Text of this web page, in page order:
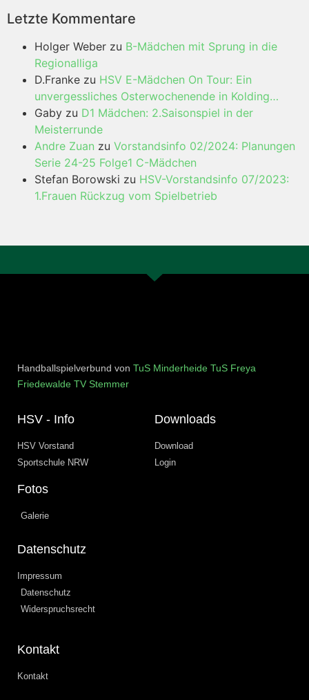
Letzte Kommentare
Holger Weber zu B-Mädchen mit Sprung in die
Regionalliga
D.Franke zu HSV E-Mädchen On Tour: Ein
unvergessliches Osterwochenende in Kolding…
Gaby zu D1 Mädchen: 2.Saisonspiel in der
Meisterrunde
Andre Zuan zu Vorstandsinfo 02/2024: Planungen
Serie 24-25 Folge1 C-Mädchen
Stefan Borowski zu HSV-Vorstandsinfo 07/2023:
1.Frauen Rückzug vom Spielbetrieb
Handballspielverbund von TuS Minderheide TuS Freya
Friedewalde TV Stemmer
HSV - Info
HSV Vorstand
Sportschule NRW
Fotos
Galerie
Downloads
Download
Login
Datenschutz
Impressum
Datenschutz
Widerspruchsrecht
Kontakt
Kontakt